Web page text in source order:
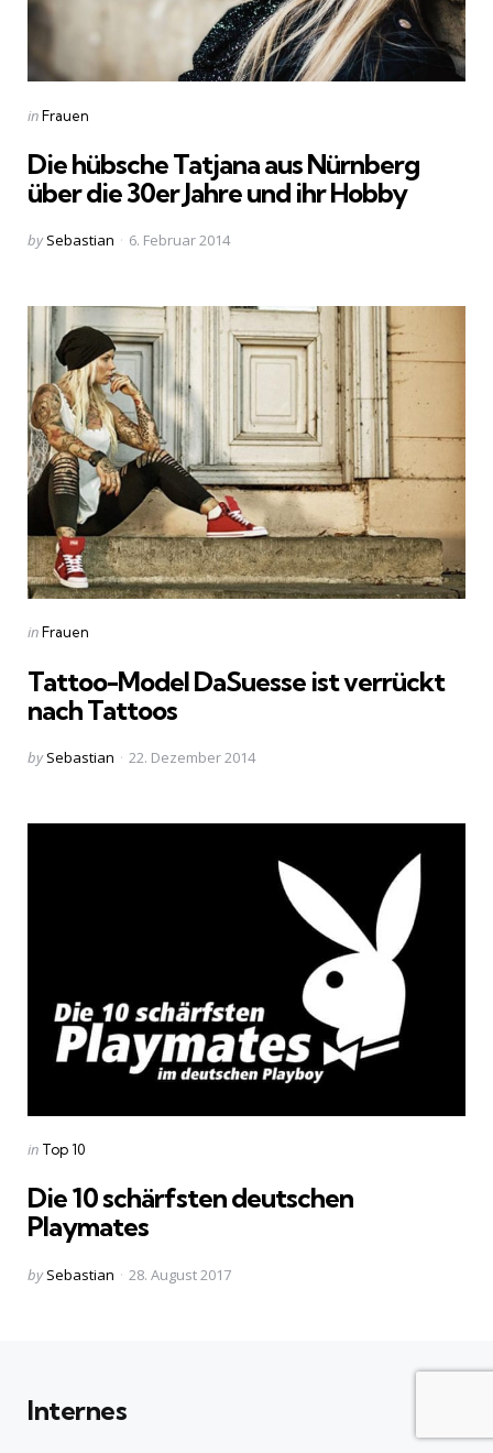
Categories
Posted
inFrauen
Die hübsche Tatjana aus Nürnberg
über die 30er Jahre und ihr Hobby
Posted
by Sebastian 6. Februar 2014
Categories
Posted
inFrauen
Tattoo-Model DaSuesse ist verrückt
nach Tattoos
Posted
by Sebastian 22. Dezember 2014
Categories
Posted
in Top 10
Die 10 schärfsten deutschen
Playmates
Posted
by Sebastian 28. August 2017
Internes